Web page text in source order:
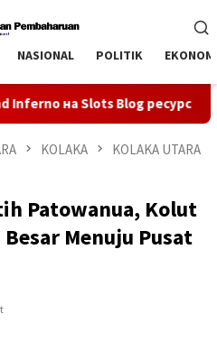
NASIONAL POLITIK
на Slots Blog ресурс
KOLAKA KOLAKA UTARA
Patowanua, Kolut
Menuju Pusat